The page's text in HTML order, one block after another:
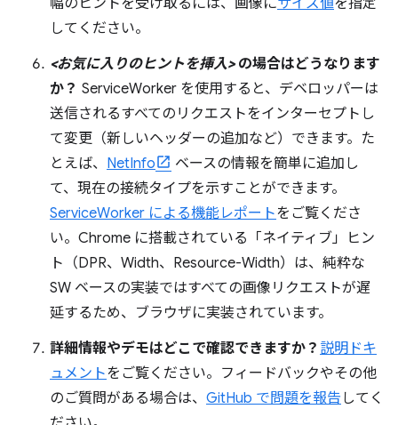
してください。
<お気に入りのヒントを挿入>の場合はどうなります
か？ ServiceWorker を使用すると、デベロッパーは
送信されるすべてのリクエストをインターセプトし
て変更（新しいヘッダーの追加など）できます。た
とえば、 NetInfo
ベースの情報を簡単に追加し
て、現在の接続タイプを示すことができます。
ServiceWorker による機能レポートをご覧くださ
い。Chrome に搭載されている「ネイティブ」ヒン
ト（DPR、Width、Resource-Width）は、純粋な
SW ベースの実装ではすべての画像リクエストが遅
延するため、ブラウザに実装されています。
詳細情報やデモはどこで確認できますか？ 説明ドキ
ュメントをご覧ください。フィードバックやその他
のご質問がある場合は、 GitHub で問題を報告 してく